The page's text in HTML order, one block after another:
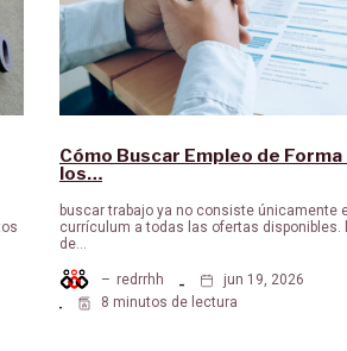
Cómo Buscar Empleo de
los…
buscar trabajo ya no consiste únicamente
currículum a todas las ofertas disponibles.
de…
– redrrhh
jun 19, 2026
8 minutos de lectura